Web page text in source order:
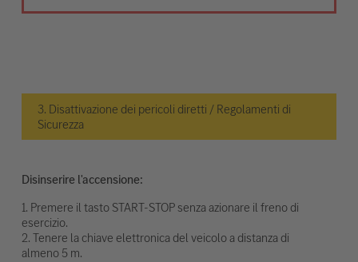
3. Disattivazione dei pericoli diretti / Regolamenti di
Sicurezza
Disinserire l'accensione:
1. Premere il tasto START-STOP senza azionare il freno di
esercizio.
2. Tenere la chiave elettronica del veicolo a distanza di
almeno 5 m.